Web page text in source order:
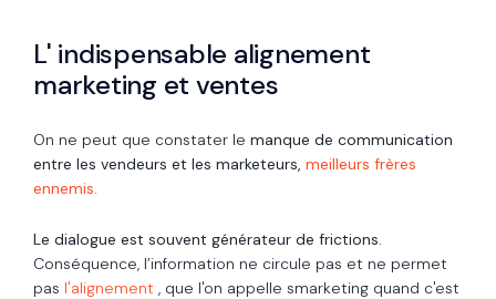
L' indispensable alignement
marketing et ventes
On ne peut que constater le manque de communication
entre les vendeurs et les marketeurs, meilleurs frères
ennemis.
Le dialogue est souvent générateur de frictions.
Conséquence, l’information ne circule pas et ne permet
pas l'alignement , que l'on appelle smarketing quand c'est